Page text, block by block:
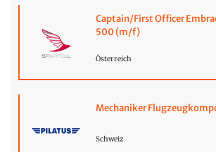
Captain/First Officer
500 (m/f)
Österreich
Mechaniker
Schweiz